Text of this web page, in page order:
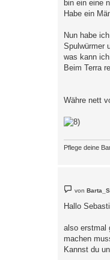
bin ein eine
Habe ein
Nun habe
Spulwürmer
was kann
Beim Terra
Währe nett
Pflege deine
e
i
t
g
von
Hallo
also erstmal
machen
Kannst du